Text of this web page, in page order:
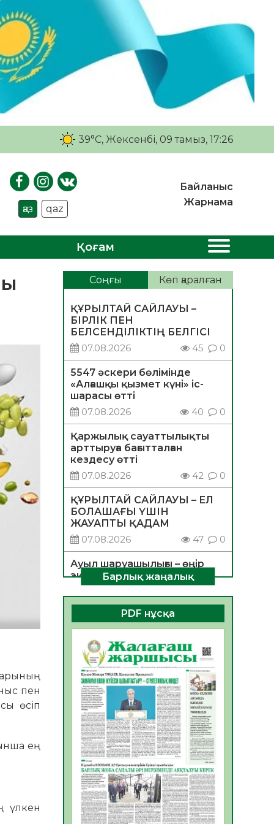
39°C, Жексенбі, 09 тамыз, 17:26
қаз qaz
Байланыс
Жарнама
Қоғам
пен
өсіп
ең
үлкен
Соңғы Көп қаралған
ҚҰРЫЛТАЙ САЙЛАУЫ –
БІРЛІК ПЕН
БЕЛСЕНДІЛІКТІҢ БЕЛГІСІ
07.08.2026
45 0
5547 әскери бөлімінде
«Алғашқы қызмет күні» іс-
шарасы өтті
07.08.2026
40 0
Қаржылық сауаттылықты
арттыруға бағытталған
кездесу өтті
07.08.2026
42 0
ҚҰРЫЛТАЙ САЙЛАУЫ – ЕЛ
БОЛАШАҒЫ ҮШІН
ЖАУАПТЫ ҚАДАМ
07.08.2026
47 0
Ауыл шаруашылығы – өңір
экономикасының негізгі
тірегі
06.08.2026
54 0
ҚОҒАМДЫҚ БЕЛСЕНДІЛІК –
ЕЛ ДАМУЫНЫҢ НЕГІЗІ
06.08.2026
52
ҚҰРЫЛТАЙ САЙЛАУЫ –
БОЛАШАҚҚА БАСТАР
ЖАУАПТЫ ТАҢДАУ
06.08.2026
54
Инфекциялық ауруларға
қарсы иммундау
жұмыстарының тиімділігі
06.08.2026
56
Көкжөтел ауруы туралы
Барлық жаңалық
PDF нұсқа